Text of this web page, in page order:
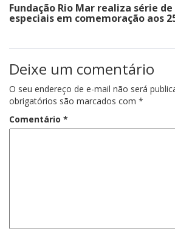
Fundação Rio Mar realiza série
especiais em comemoração aos
Deixe um comentário
O seu endereço de e-mail não será
obrigatórios são marcados com *
Comentário *